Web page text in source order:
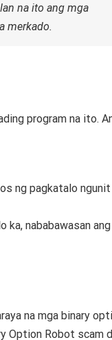
na ito ang mga
merkado.
program na ito.
ng pagkatalo ngunit
ka, nababawasan
na mga binary
Option Robot scam